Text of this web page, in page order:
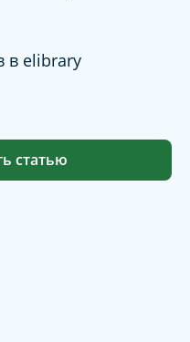
в elibrary
статью